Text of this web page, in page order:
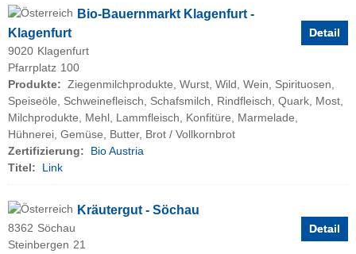
Detail
Bio-Bauernmarkt Klagenfurt -
Klagenfurt
9020 Klagenfurt
Pfarrplatz 100
Produkte: Ziegenmilchprodukte, Wurst, Wild, Wein, Spirituosen,
Speiseöle, Schweinefleisch, Schafsmilch, Rindfleisch, Quark, Most,
Milchprodukte, Mehl, Lammfleisch, Konfitüre, Marmelade,
Hühnerei, Gemüse, Butter, Brot / Vollkornbrot
Zertifizierung:
Bio Austria
Titel:
Link
Detail
Kräutergut - Söchau
8362 Söchau
Steinbergen 21